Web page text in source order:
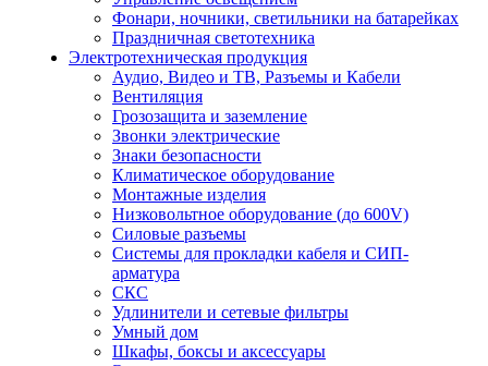
Фонари, ночники, светильники на батарейках
Праздничная светотехника
Электротехническая продукция
Аудио, Видео и ТВ, Разъемы и Кабели
Вентиляция
Грозозащита и заземление
Звонки электрические
Знаки безопасности
Климатическое оборудование
Монтажные изделия
Низковольтное оборудование (до 600V)
Силовые разъемы
Системы для прокладки кабеля и СИП-
арматура
СКС
Удлинители и сетевые фильтры
Умный дом
Шкафы, боксы и аксессуары